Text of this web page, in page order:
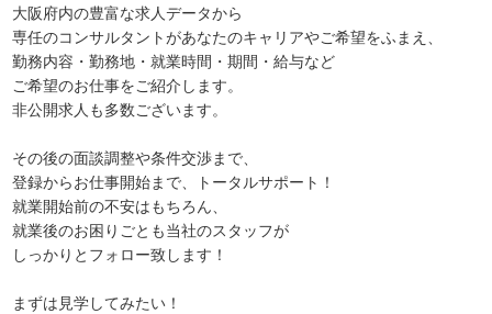
大阪府内の豊富な求人データから
専任のコンサルタントがあなたのキャリアやご希望をふまえ、
勤務内容・勤務地・就業時間・期間・給与など
ご希望のお仕事をご紹介します。
非公開求人も多数ございます。
その後の面談調整や条件交渉まで、
登録からお仕事開始まで、トータルサポート！
就業開始前の不安はもちろん、
就業後のお困りごとも当社のスタッフが
しっかりとフォロー致します！
まずは見学してみたい！